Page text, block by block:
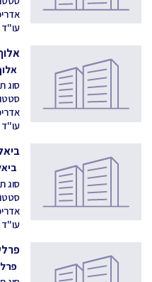
עו"ד
סוג
עו"ד
סוג
עו"ד